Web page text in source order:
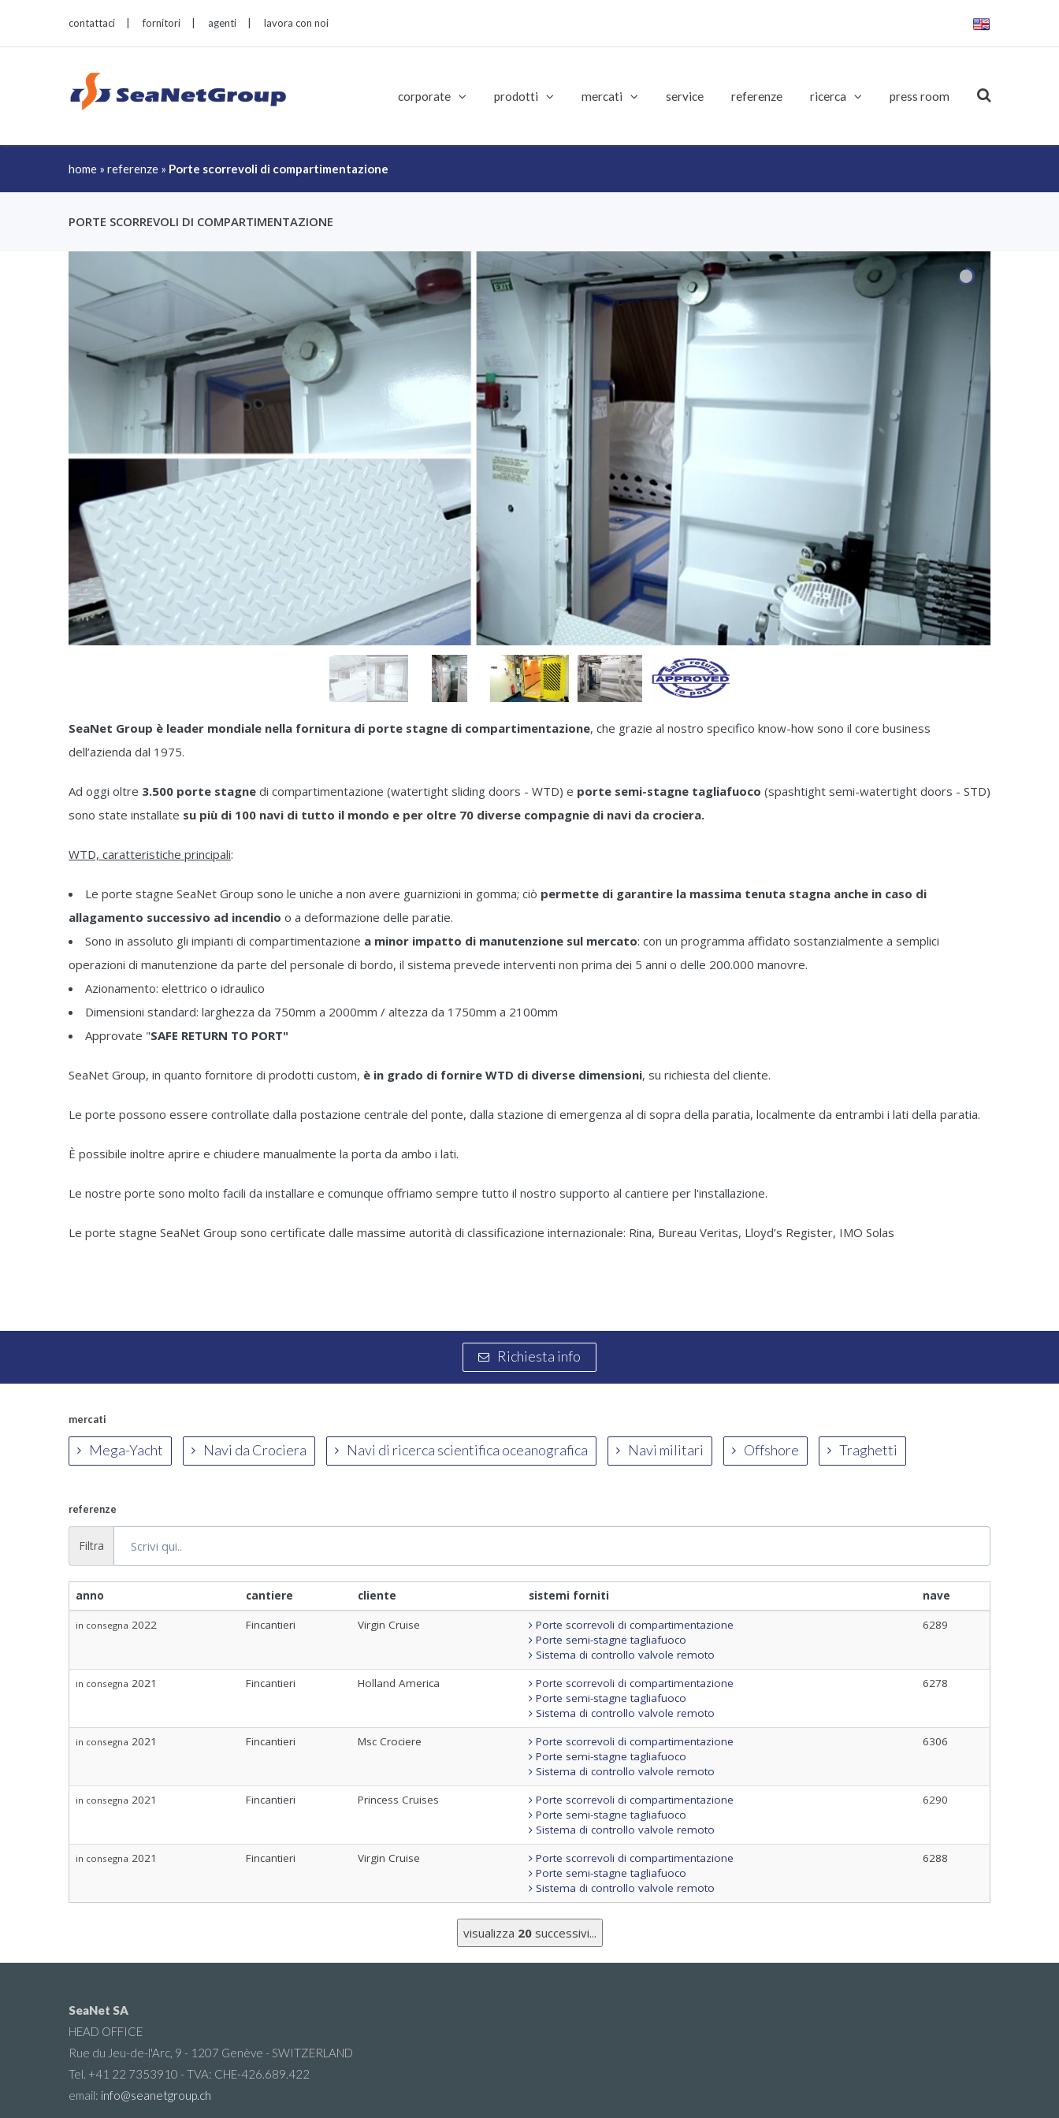
contattaci fornitori agenti lavora con noi
corporate prodotti mercati service referenze ricerca press room
home » referenze » Porte scorrevoli di compartimentazione
PORTE SCORREVOLI DI COMPARTIMENTAZIONE
SeaNet Group è leader mondiale nella fornitura di porte stagne di compartimentazione, che grazie al nostro specifico know-how sono il core business
dell’azienda dal 1975.
Ad oggi oltre 3.500 porte stagne di compartimentazione (watertight sliding doors - WTD) e porte semi-stagne tagliafuoco (spashtight semi-watertight doors - STD)
sono state installate su più di 100 navi di tutto il mondo e per oltre 70 diverse compagnie di navi da crociera.
WTD, caratteristiche principali:
Le porte stagne SeaNet Group sono le uniche a non avere guarnizioni in gomma; ciò permette di garantire la massima tenuta stagna anche in caso di
allagamento successivo ad incendio o a deformazione delle paratie.
Sono in assoluto gli impianti di compartimentazione a minor impatto di manutenzione sul mercato: con un programma affidato sostanzialmente a semplici
operazioni di manutenzione da parte del personale di bordo, il sistema prevede interventi non prima dei 5 anni o delle 200.000 manovre.
Azionamento: elettrico o idraulico
Dimensioni standard: larghezza da 750mm a 2000mm / altezza da 1750mm a 2100mm
Approvate "SAFE RETURN TO PORT"
SeaNet Group, in quanto fornitore di prodotti custom, è in grado di fornire WTD di diverse dimensioni, su richiesta del cliente.
Le porte possono essere controllate dalla postazione centrale del ponte, dalla stazione di emergenza al di sopra della paratia, localmente da entrambi i lati della paratia.
È possibile inoltre aprire e chiudere manualmente la porta da ambo i lati.
Le nostre porte sono molto facili da installare e comunque offriamo sempre tutto il nostro supporto al cantiere per l'installazione.
Le porte stagne SeaNet Group sono certificate dalle massime autorità di classificazione internazionale: Rina, Bureau Veritas, Lloyd’s Register, IMO Solas
Richiesta info
mercati
Mega-Yacht Navi da Crociera Navi di ricerca scientifica oceanografica Navi militari Offshore Traghetti
referenze
Filtra
anno cantiere cliente sistemi forniti nave
in consegna 2022 Fincantieri Virgin Cruise
Porte scorrevoli di compartimentazione
Porte semi-stagne tagliafuoco
Sistema di controllo valvole remoto
6289
in consegna 2021 Fincantieri Holland America
Porte scorrevoli di compartimentazione
Porte semi-stagne tagliafuoco
Sistema di controllo valvole remoto
6278
in consegna 2021 Fincantieri Msc Crociere
Porte scorrevoli di compartimentazione
Porte semi-stagne tagliafuoco
Sistema di controllo valvole remoto
6306
in consegna 2021 Fincantieri Princess Cruises
Porte scorrevoli di compartimentazione
Porte semi-stagne tagliafuoco
Sistema di controllo valvole remoto
6290
in consegna 2021 Fincantieri Virgin Cruise
Porte scorrevoli di compartimentazione
Porte semi-stagne tagliafuoco
Sistema di controllo valvole remoto
6288
visualizza 20successivi...
SeaNet SA
HEAD OFFICE
Rue du Jeu-de-l'Arc, 9 - 1207 Genève - SWITZERLAND
Tel. +41 22 7353910 - TVA: CHE-426.689.422
email: info@seanetgroup.ch